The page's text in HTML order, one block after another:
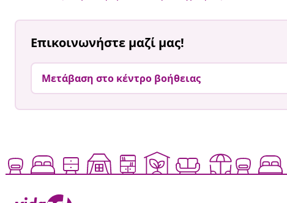
Επικοινωνήστε μαζί μας!
Μετάβαση στο κέντρο βοήθειας